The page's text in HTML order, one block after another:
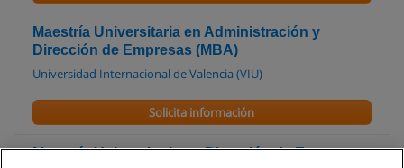
Maestría Universitaria en Administración y
Dirección de Empresas (MBA)
Universidad Internacional de Valencia (VIU)
Solicita información
Maestría Universitaria en Dirección de Empresas